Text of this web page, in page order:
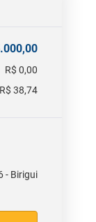
R$ 0,00
R$ 38,74
- Birigui